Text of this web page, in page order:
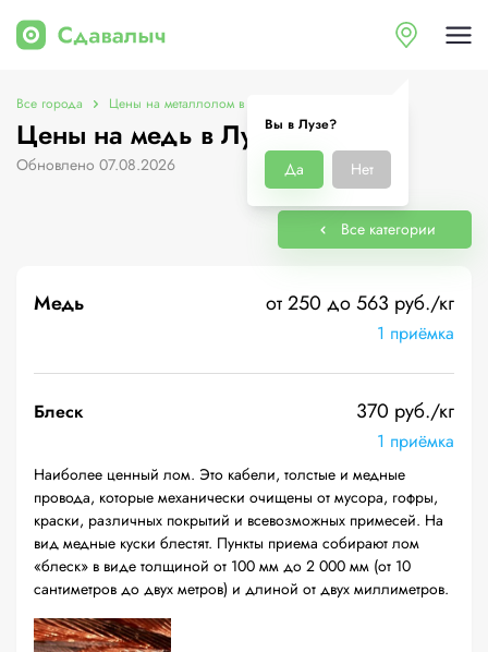
Вы в Лузе?
Да Нет
Все города Цены на металлолом в Лузе
Цены на медь в Лузе
Обновлено 07.08.2026
Все категории
Медь от 250 до 563 руб./кг
1 приёмка
Блеск 370 руб./кг
1 приёмка
Наиболее ценный лом. Это кабели, толстые и медные
провода, которые механически очищены от мусора, гофры,
краски, различных покрытий и всевозможных примесей. На
вид медные куски блестят. Пункты приема собирают лом
«блеск» в виде толщиной от 100 мм до 2 000 мм (от 10
сантиметров до двух метров) и длиной от двух миллиметров.